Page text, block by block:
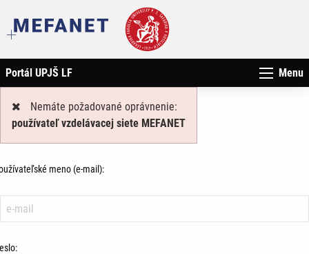
Portál UPJŠ LF Menu
Nemáte požadované oprávnenie:
používateľ vzdelávacej siete MEFANET
meno (e-mail):